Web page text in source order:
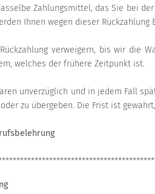
Zahlungsmittel, das Sie bei
Ihnen wegen dieser Rückzahlung
verweigern, bis wir die
welches der frühere Zeitpunkt ist.
unverzüglich und in jedem Fall
zu übergeben. Die Frist ist